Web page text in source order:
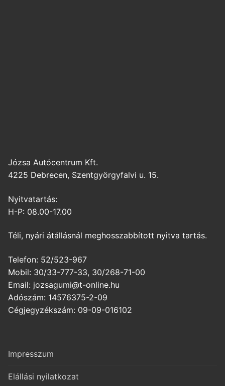
Józsa Autócentrum Kft.
4225 Debrecen, Szentgyörgyfalvi u. 15.
Nyitvatartás:
H-P: 08.00-17.00
Téli, nyári átállásnál meghosszabbított nyitva tartás.
Telefon: 52/523-967
Mobil: 30/33-777-33, 30/268-71-00
Email: jozsagumi@t-online.hu
Adószám: 14576375-2-09
Cégjegyzékszám: 09-09-016102
Impresszum
Elállási nyilatkozat